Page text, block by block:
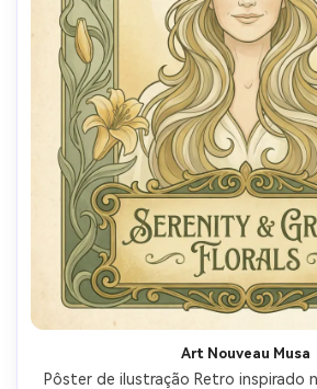
Art Nouveau Musa
Pôster de ilustração Retro inspirado